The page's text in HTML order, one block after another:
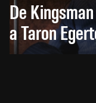
De
a Taron